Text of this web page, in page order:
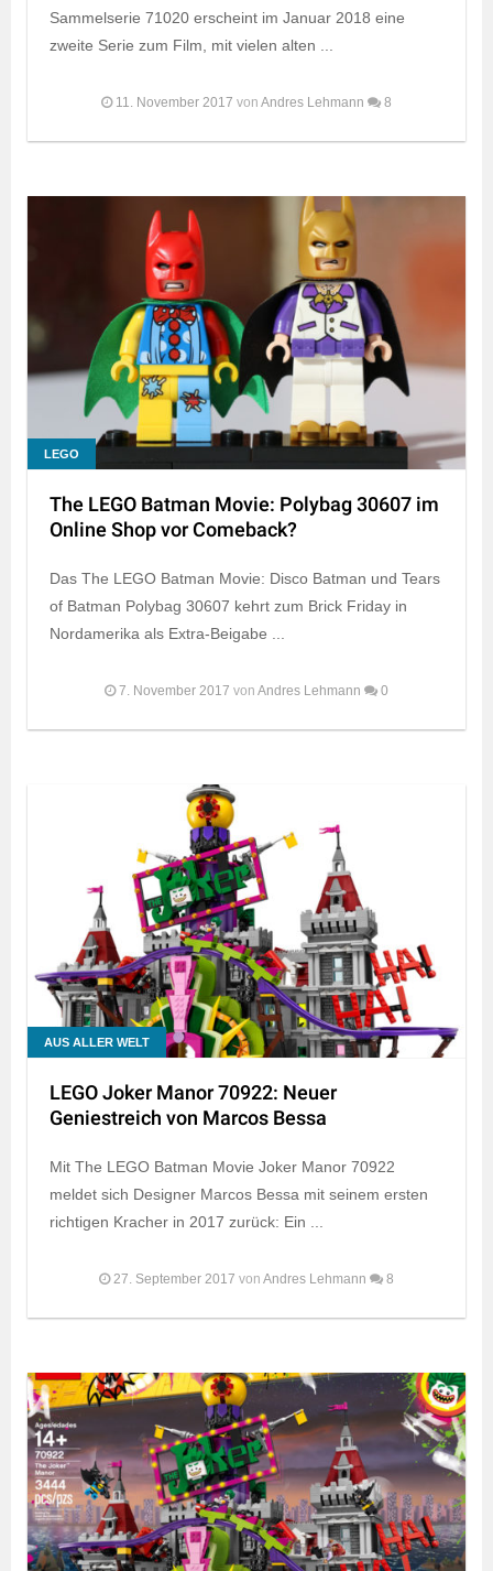
Sammelserie 71020 erscheint im Januar 2018 eine
zweite Serie zum Film, mit vielen alten ...
11. November 2017 von Andres Lehmann 8
LEGO
The LEGO Batman Movie: Polybag 30607 im
Online Shop vor Comeback?
Das The LEGO Batman Movie: Disco Batman und Tears
of Batman Polybag 30607 kehrt zum Brick Friday in
Nordamerika als Extra-Beigabe ...
7. November 2017 von Andres Lehmann 0
AUS ALLER WELT
LEGO Joker Manor 70922: Neuer
Geniestreich von Marcos Bessa
Mit The LEGO Batman Movie Joker Manor 70922
meldet sich Designer Marcos Bessa mit seinem ersten
richtigen Kracher in 2017 zurück: Ein ...
27. September 2017 von Andres Lehmann 8